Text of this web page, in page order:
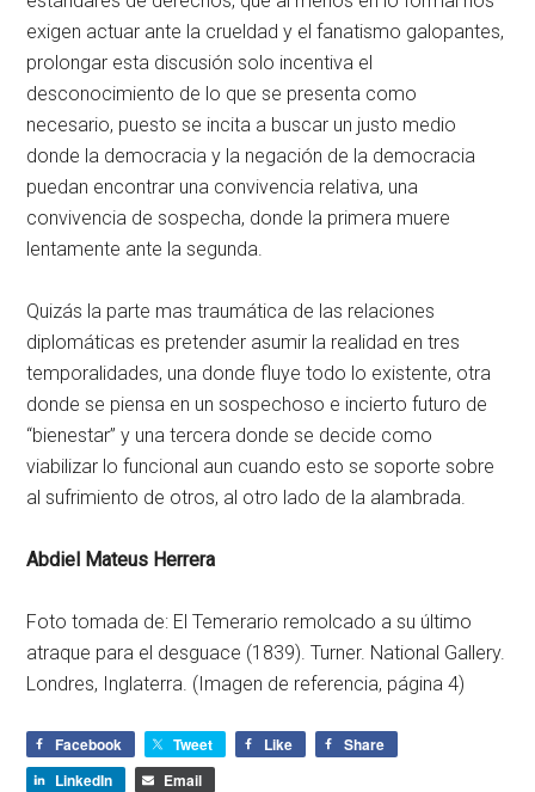
exigen actuar ante la crueldad y el fanatismo galopantes,
prolongar esta discusión solo incentiva el
desconocimiento de lo que se presenta como
necesario, puesto se incita a buscar un justo medio
donde la democracia y la negación de la democracia
puedan encontrar una convivencia relativa, una
convivencia de sospecha, donde la primera muere
lentamente ante la segunda.
Quizás la parte mas traumática de las relaciones
diplomáticas es pretender asumir la realidad en tres
temporalidades, una donde fluye todo lo existente, otra
donde se piensa en un sospechoso e incierto futuro de
“bienestar” y una tercera donde se decide como
viabilizar lo funcional aun cuando esto se soporte sobre
al sufrimiento de otros, al otro lado de la alambrada.
Abdiel Mateus Herrera
Foto tomada de: El Temerario remolcado a su último
atraque para el desguace (1839). Turner. National Gallery.
Londres, Inglaterra. (Imagen de referencia, página 4)
Facebook Tweet Like
Share
LinkedIn
Email